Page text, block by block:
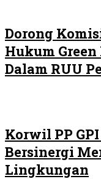
Dorong
Hukum
Dalam RUU
Korwil PP
Bersinergi
Lingkungan